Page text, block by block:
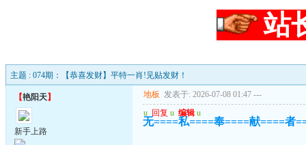
站
主题 : 074期：【恭喜发财】平特一肖!见贴发财！
【艳阳天】
新手上路
地板 发表于: 2026-07-08 01:47 ---
u 回复 u 编辑 u
无====私====奉====献====者